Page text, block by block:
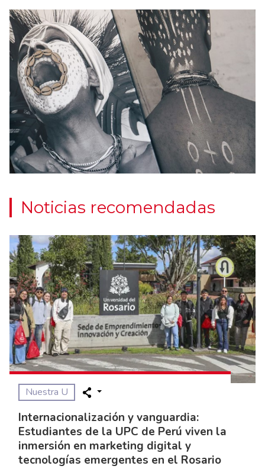
Noticias recomendadas
Nuestra U
Internacionalización y vanguardia:
Estudiantes de la UPC de Perú viven la
inmersión en marketing digital y
tecnologías emergentes en el Rosario